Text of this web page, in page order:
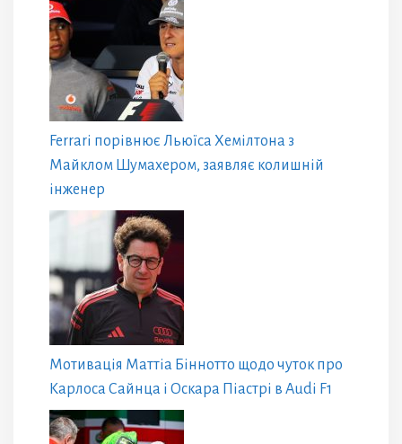
Ferrari порівнює Льюїса Хемілтона з
Майклом Шумахером, заявляє колишній
інженер
Мотивація Маттіа Біннотто щодо чуток про
Карлоса Сайнца і Оскара Піастрі в Audi F1